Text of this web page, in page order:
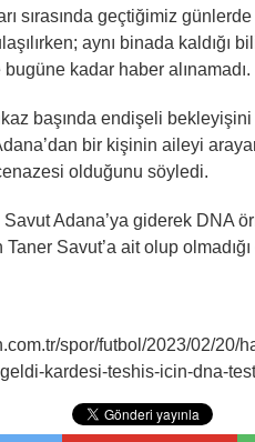
sırasında geçtiğimiz
aynı binada kaldığı
kadar haber alınamadı.
başında endişeli
bir kişinin aileyi
olduğunu söyledi.
Adana’ya giderek DNA
Savut’a ait olup
spor/futbol/2023/02/20/
kardesi-teshis-icin-dna-